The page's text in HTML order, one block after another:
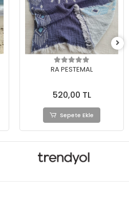
RA PESTEMAL
520,00 TL
Sepete Ekle